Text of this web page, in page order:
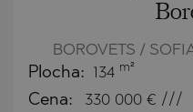
BOROVETS /
Plocha: 134 m²
Cena: 330 000 € ///